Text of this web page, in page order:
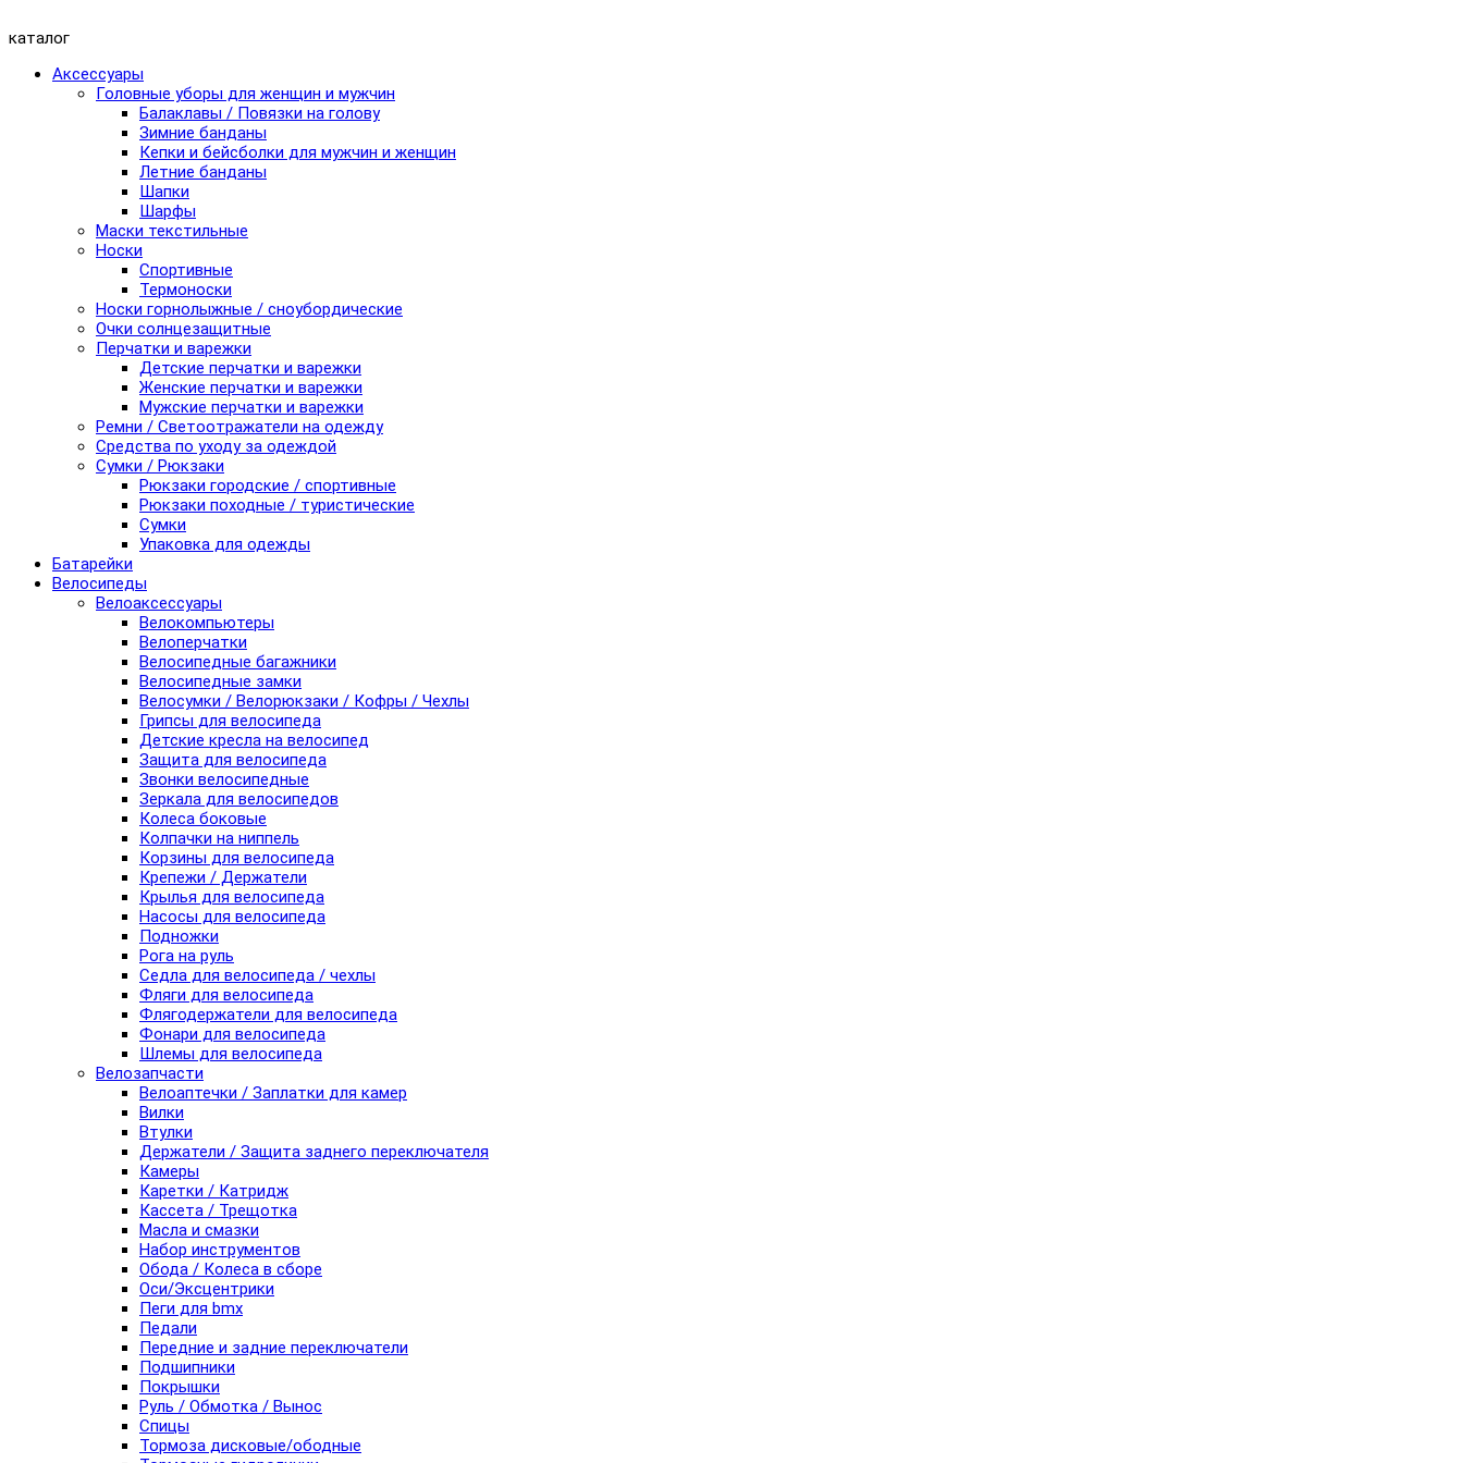
каталог
Аксессуары
Головные уборы для женщин и мужчин
Балаклавы / Повязки на голову
Зимние банданы
Кепки и бейсболки для мужчин и женщин
Летние банданы
Шапки
Шарфы
Маски текстильные
Носки
Спортивные
Термоноски
Носки горнолыжные / сноубордические
Очки солнцезащитные
Перчатки и варежки
Детские перчатки и варежки
Женские перчатки и варежки
Мужские перчатки и варежки
Ремни / Светоотражатели на одежду
Средства по уходу за одеждой
Сумки / Рюкзаки
Рюкзаки городские / спортивные
Рюкзаки походные / туристические
Сумки
Упаковка для одежды
Батарейки
Велосипеды
Велоаксессуары
Велокомпьютеры
Велоперчатки
Велосипедные багажники
Велосипедные замки
Велосумки / Велорюкзаки / Кофры / Чехлы
Грипсы для велосипеда
Детские кресла на велосипед
Защита для велосипеда
Звонки велосипедные
Зеркала для велосипедов
Колеса боковые
Колпачки на ниппель
Корзины для велосипеда
Крепежи / Держатели
Крылья для велосипеда
Насосы для велосипеда
Подножки
Рога на руль
Седла для велосипеда / чехлы
Фляги для велосипеда
Флягодержатели для велосипеда
Фонари для велосипеда
Шлемы для велосипеда
Велозапчасти
Велоаптечки / Заплатки для камер
Вилки
Втулки
Держатели / Защита заднего переключателя
Камеры
Каретки / Катридж
Кассета / Трещотка
Масла и смазки
Набор инструментов
Обода / Колеса в сборе
Оси/Эксцентрики
Пеги для bmx
Педали
Передние и задние переключатели
Подшипники
Покрышки
Руль / Обмотка / Вынос
Спицы
Тормоза дисковые/ободные